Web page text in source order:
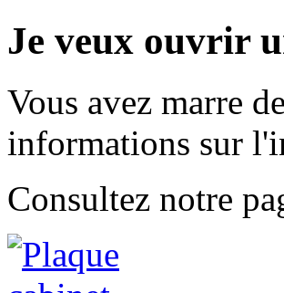
Je veux ouvrir
Vous avez marre
informations sur
Consultez notre